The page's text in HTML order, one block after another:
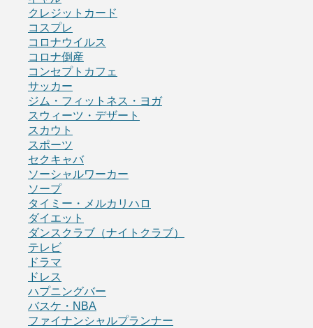
クレジットカード
コスプレ
コロナウイルス
コロナ倒産
コンセプトカフェ
サッカー
ジム・フィットネス・ヨガ
スウィーツ・デザート
スカウト
スポーツ
セクキャバ
ソーシャルワーカー
ソープ
タイミー・メルカリハロ
ダイエット
ダンスクラブ（ナイトクラブ）
テレビ
ドラマ
ドレス
ハプニングバー
バスケ・NBA
ファイナンシャルプランナー